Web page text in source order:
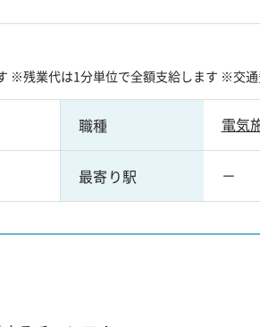
※残業代は1分単位で全額支給します ※交
職種 電気
最寄り駅 －